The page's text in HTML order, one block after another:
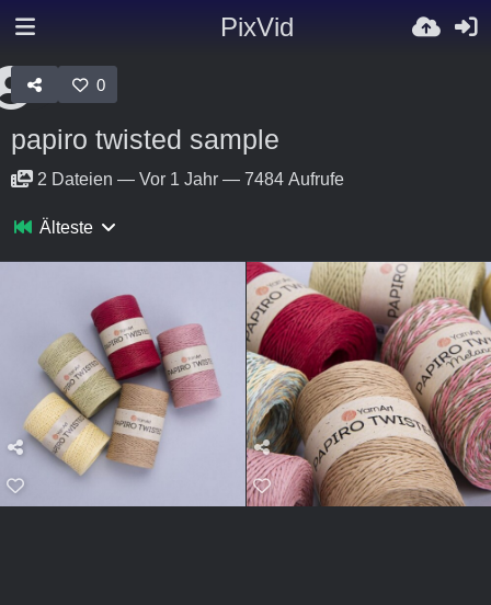
PixVid
0
papiro twisted sample
2 Dateien — Vor 1 Jahr — 7484 Aufrufe
Älteste